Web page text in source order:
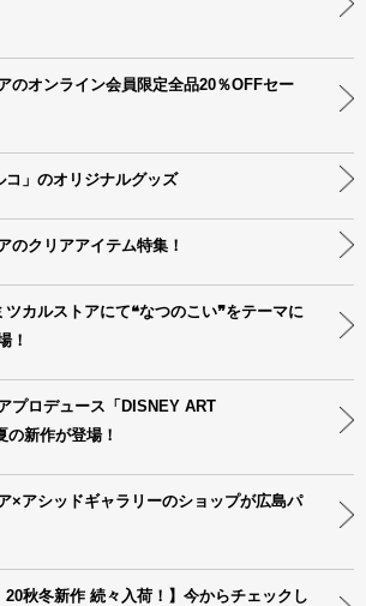
のオンライン会員限定全品20％OFFセー
」のオリジナルグッズ
のクリアアイテム特集！
ツカルストアにて❝なつのこい❞をテーマに
！
プロデュース「DISNEY ART
新作が登場！
×アシッドギャラリーのショップが広島パ
20秋冬新作 続々入荷！】今からチェックし